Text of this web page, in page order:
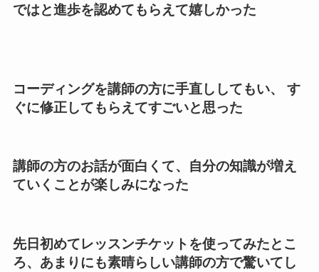
ではと進歩を認めてもらえて嬉しかった
コーディングを講師の方に手直ししてもい、 す
ぐに修正してもらえてすごいと思った
講師の方のお話が面白くて、自分の知識が増え
ていくことが楽しみになった
先日初めてレッスンチケットを使ってみたとこ
ろ、あまりにも素晴らしい講師の方で驚いてし